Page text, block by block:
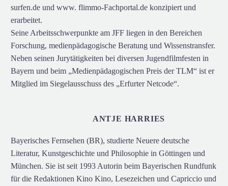
surfen.de und www. flimmo-Fachportal.de konzipiert und
erarbeitet.
Seine Arbeitsschwerpunkte am JFF liegen in den Bereichen
Forschung, medienpädagogische Beratung und Wissenstransfer.
Neben seinen Jurytätigkeiten bei diversen Jugendfilmfesten in
Bayern und beim „Medienpädagogischen Preis der TLM“ ist er
Mitglied im Siegelausschuss des „Erfurter Netcode“.
ANTJE HARRIES
Bayerisches Fernsehen (BR), studierte Neuere deutsche
Literatur, Kunstgeschichte und Philosophie in Göttingen und
München. Sie ist seit 1993 Autorin beim Bayerischen Rundfunk
für die Redaktionen Kino Kino, Lesezeichen und Capriccio und